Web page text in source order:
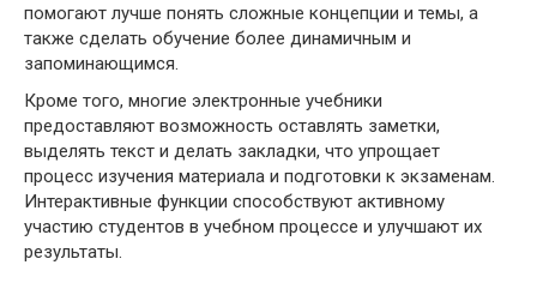
помогают лучше понять сложные концепции и темы, а
также сделать обучение более динамичным и
запоминающимся.
Кроме того, многие электронные учебники
предоставляют возможность оставлять заметки,
выделять текст и делать закладки, что упрощает
процесс изучения материала и подготовки к экзаменам.
Интерактивные функции способствуют активному
участию студентов в учебном процессе и улучшают их
результаты.